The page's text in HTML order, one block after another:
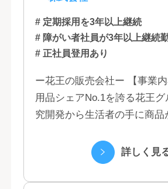
# 定期採用を3年以上継続
# 障がい者社員が3年以上継続
# 正社員登用あり
ー花王の販売会社ー 【事業内容】 国内日
用品シェアNo.1を誇る花王
究開発から生活者の手に商品
で、情報のスピード、質、量
詳しく見